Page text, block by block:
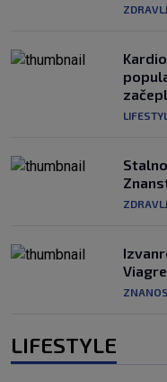
LIFESTYLE